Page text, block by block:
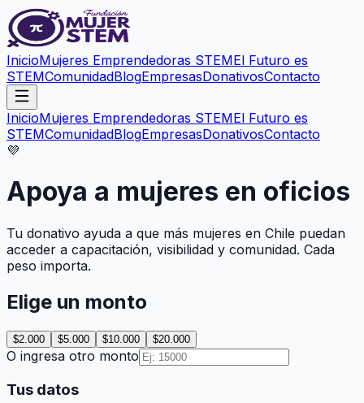
InicioMujeres Emprendedoras STEMEl Futuro es
STEMComunidadBlogEmpresasDonativosContacto
InicioMujeres Emprendedoras STEMEl Futuro es
STEMComunidadBlogEmpresasDonativosContacto
💜
Apoya a mujeres en oficios
Tu donativo ayuda a que más mujeres en Chile puedan
acceder a capacitación, visibilidad y comunidad. Cada
peso importa.
Elige un monto
$2.000 $5.000 $10.000 $20.000
O ingresa otro monto
Tus datos